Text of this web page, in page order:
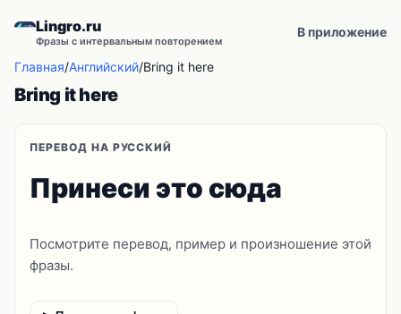
Lingro.ru
Фразы с интервальным повторением
В приложение
Главная/Английский/Bring it here
Bring it here
ПЕРЕВОД НА РУССКИЙ
Принеси это сюда
Посмотрите перевод, пример и произношение этой
фразы.